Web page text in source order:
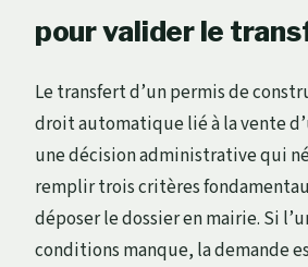
pour valider le
Le transfert d’un permis de
droit automatique lié à la vente
une décision administrative qui
remplir trois critères
déposer le dossier en mairie. Si
conditions manque, la demande